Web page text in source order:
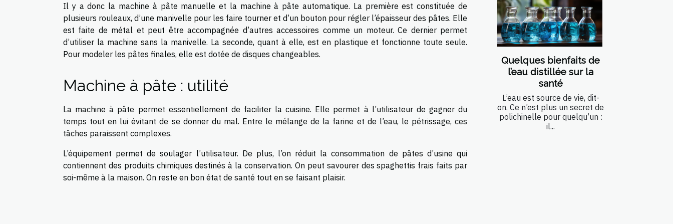
Il y a donc la machine à pâte manuelle et la machine à pâte automatique. La première est constituée de
plusieurs rouleaux, d’une manivelle pour les faire tourner et d’un bouton pour régler l’épaisseur des pâtes. Elle
est faite de métal et peut être accompagnée d’autres accessoires comme un moteur. Ce dernier permet
d’utiliser la machine sans la manivelle. La seconde, quant à elle, est en plastique et fonctionne toute seule.
Pour modeler les pâtes finales, elle est dotée de disques changeables.
Machine à pâte : utilité
La machine à pâte permet essentiellement de faciliter la cuisine. Elle permet à l’utilisateur de gagner du
temps tout en lui évitant de se donner du mal. Entre le mélange de la farine et de l’eau, le pétrissage, ces
tâches paraissent complexes.
L’équipement permet de soulager l’utilisateur. De plus, l’on réduit la consommation de pâtes d’usine qui
contiennent des produits chimiques destinés à la conservation. On peut savourer des spaghettis frais faits par
soi-même à la maison. On reste en bon état de santé tout en se faisant plaisir.
Quelques bienfaits de
l’eau distillée sur la
santé
L’eau est source de vie, dit-
on. Ce n’est plus un secret de
polichinelle pour quelqu’un :
il...